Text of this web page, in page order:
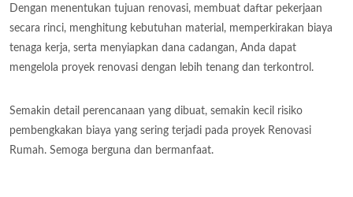
Dengan menentukan tujuan renovasi, membuat daftar pekerjaan
secara rinci, menghitung kebutuhan material, memperkirakan biaya
tenaga kerja, serta menyiapkan dana cadangan, Anda dapat
mengelola proyek renovasi dengan lebih tenang dan terkontrol.
Semakin detail perencanaan yang dibuat, semakin kecil risiko
pembengkakan biaya yang sering terjadi pada proyek Renovasi
Rumah. Semoga berguna dan bermanfaat.